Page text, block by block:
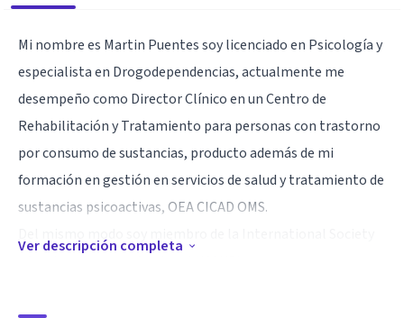
Mi nombre es Martin Puentes soy licenciado en Psicología y
especialista en Drogodependencias, actualmente me
desempeño como Director Clínico en un Centro de
Rehabilitación y Tratamiento para personas con trastorno
por consumo de sustancias, producto además de mi
formación en gestión en servicios de salud y tratamiento de
sustancias psicoactivas, OEA CICAD OMS.
Ver descripción completa